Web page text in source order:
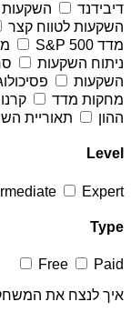
דיבידנד
השקעות
השקעות לטווח קצר
מדד S&P 500
ניתוח השקעות
השקעות
מחקות מדד
ההון
תאוריית
Level
Expert
Type
Free
Paid
איך לנצח את